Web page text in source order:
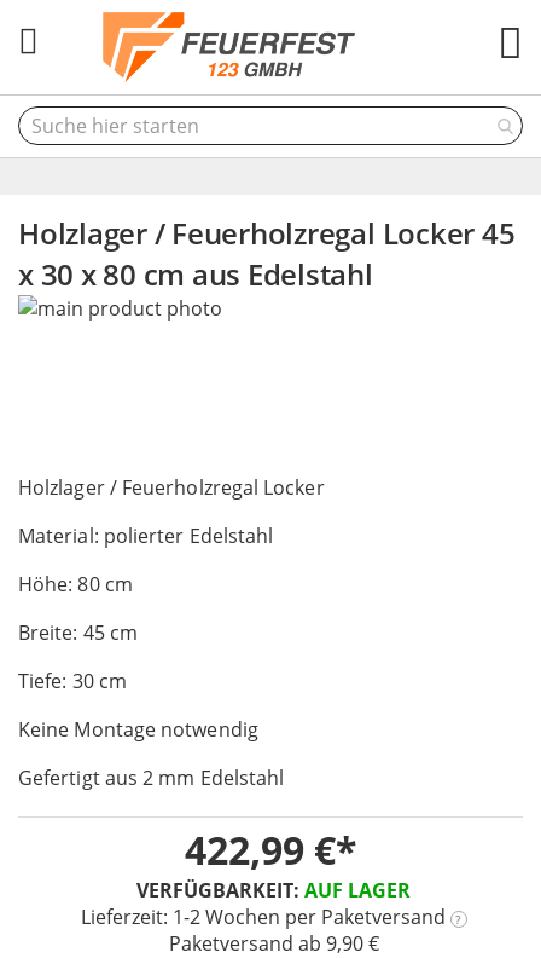
Holzlager / Feuerholzregal Locker 45
x 30 x 80 cm aus Edelstahl
Holzlager / Feuerholzregal Locker
Material: polierter Edelstahl
Höhe: 80 cm
Breite: 45 cm
Tiefe: 30 cm
Keine Montage notwendig
Gefertigt aus 2 mm Edelstahl
VERFÜGBARKEIT: AUF LAGER
Lieferzeit: 1-2 Wochen per Paketversand ?
Paketversand ab 9,90 €
422,99 €
Skip
gallery
to
beginning
the
images
gallery